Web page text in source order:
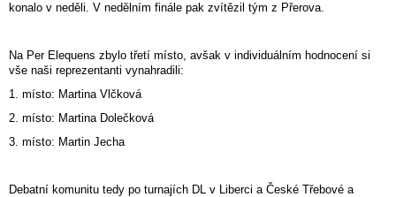
konalo v neděli. V nedělním finále pak zvítězil tým z Přerova.
Na Per Elequens zbylo třetí místo, avšak v individuálním hodnocení si
vše naši reprezentanti vynahradili:
1. místo: Martina Vlčková
2. místo: Martina Dolečková
3. místo: Martin Jecha
Debatní komunitu tedy po turnajích DL v Liberci a České Třebové a